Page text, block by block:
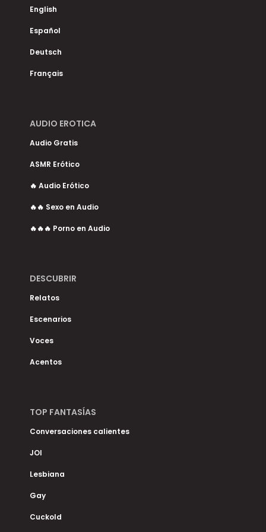
English
Español
Deutsch
Français
AUDIO EROTICA
Audio Gratis
ASMR Erótico
🔥 Audio Erótico
🔥🔥 Sexo en Audio
🔥🔥🔥 Porno en Audio
DESCUBRIR
Relatos
Escenarios
Voces
Acentos
TOP FANTASÍAS
Conversaciones calientes
JOI
Lesbiana
Gay
Cuckold